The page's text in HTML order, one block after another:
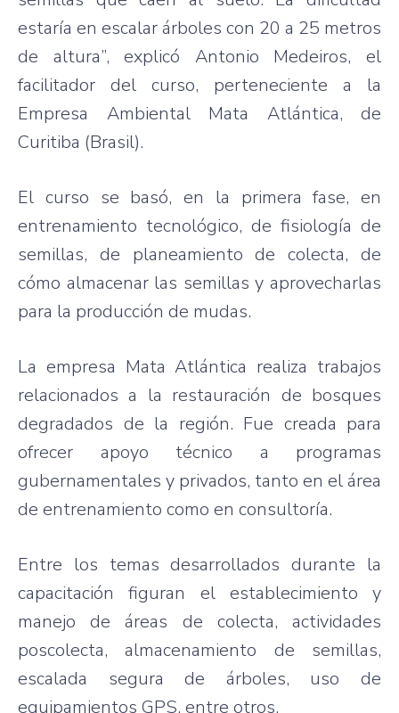
estaría en escalar árboles con 20 a 25 metros
de altura”, explicó Antonio Medeiros, el
facilitador del curso, perteneciente a la
Empresa Ambiental Mata Atlántica, de
Curitiba (Brasil).
El curso se basó, en la primera fase, en
entrenamiento tecnológico, de fisiología de
semillas, de planeamiento de colecta, de
cómo almacenar las semillas y aprovecharlas
para la producción de mudas.
La empresa Mata Atlántica realiza trabajos
relacionados a la restauración de bosques
degradados de la región. Fue creada para
ofrecer apoyo técnico a programas
gubernamentales y privados, tanto en el área
de entrenamiento como en consultoría.
Entre los temas desarrollados durante la
capacitación figuran el establecimiento y
manejo de áreas de colecta, actividades
poscolecta, almacenamiento de semillas,
escalada segura de árboles, uso de
equipamientos GPS, entre otros.